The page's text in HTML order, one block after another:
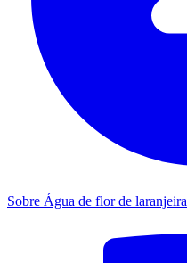
Sobre Água de flor de laranjeira